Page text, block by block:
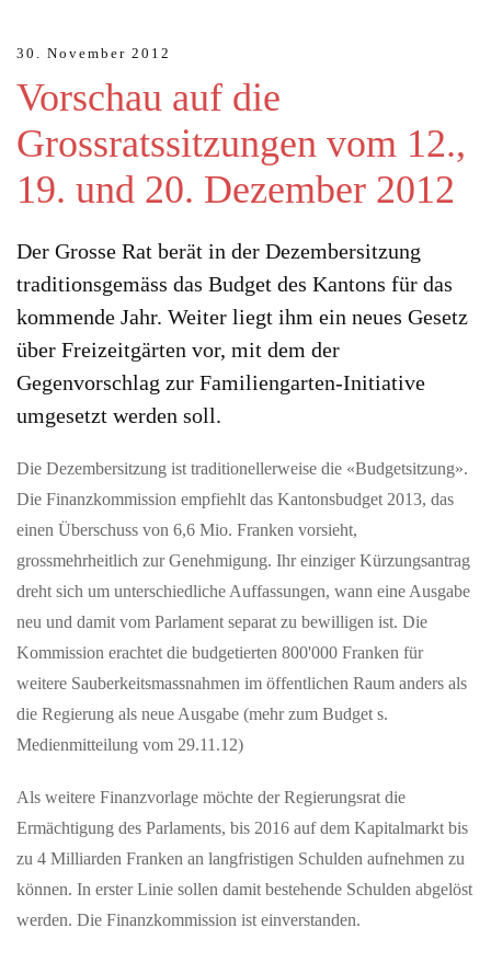
30. November 2012
Vorschau auf die
Grossratssitzungen vom 12.,
19. und 20. Dezember 2012
Der Grosse Rat berät in der Dezembersitzung
traditionsgemäss das Budget des Kantons für das
kommende Jahr. Weiter liegt ihm ein neues Gesetz
über Freizeitgärten vor, mit dem der
Gegenvorschlag zur Familiengarten-Initiative
umgesetzt werden soll.
Die Dezembersitzung ist traditionellerweise die «Budgetsitzung».
Die Finanzkommission empfiehlt das Kantonsbudget 2013, das
einen Überschuss von 6,6 Mio. Franken vorsieht,
grossmehrheitlich zur Genehmigung. Ihr einziger Kürzungsantrag
dreht sich um unterschiedliche Auffassungen, wann eine Ausgabe
neu und damit vom Parlament separat zu bewilligen ist. Die
Kommission erachtet die budgetierten 800'000 Franken für
weitere Sauberkeitsmassnahmen im öffentlichen Raum anders als
die Regierung als neue Ausgabe (mehr zum Budget s.
Medienmitteilung vom 29.11.12)
Als weitere Finanzvorlage möchte der Regierungsrat die
Ermächtigung des Parlaments, bis 2016 auf dem Kapitalmarkt bis
zu 4 Milliarden Franken an langfristigen Schulden aufnehmen zu
können. In erster Linie sollen damit bestehende Schulden abgelöst
werden. Die Finanzkommission ist einverstanden.